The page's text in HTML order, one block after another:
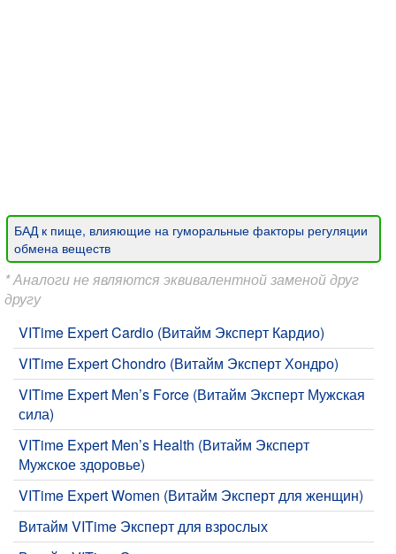
БАД к пище, влияющие на гуморальные факторы регуляции
обмена веществ
* Аналоги не являются эквивалентной заменой друг
другу
VITime Expert Cardio (Витайм Эксперт Кардио)
VITime Expert Chondro (Витайм Эксперт Хондро)
VITime Expert Men’s Force (Витайм Эксперт Мужская
сила)
VITime Expert Men’s Health (Витайм Эксперт
Мужское здоровье)
VITime Expert Women (Витайм Эксперт для женщин)
Витайм VITime Эксперт для взрослых